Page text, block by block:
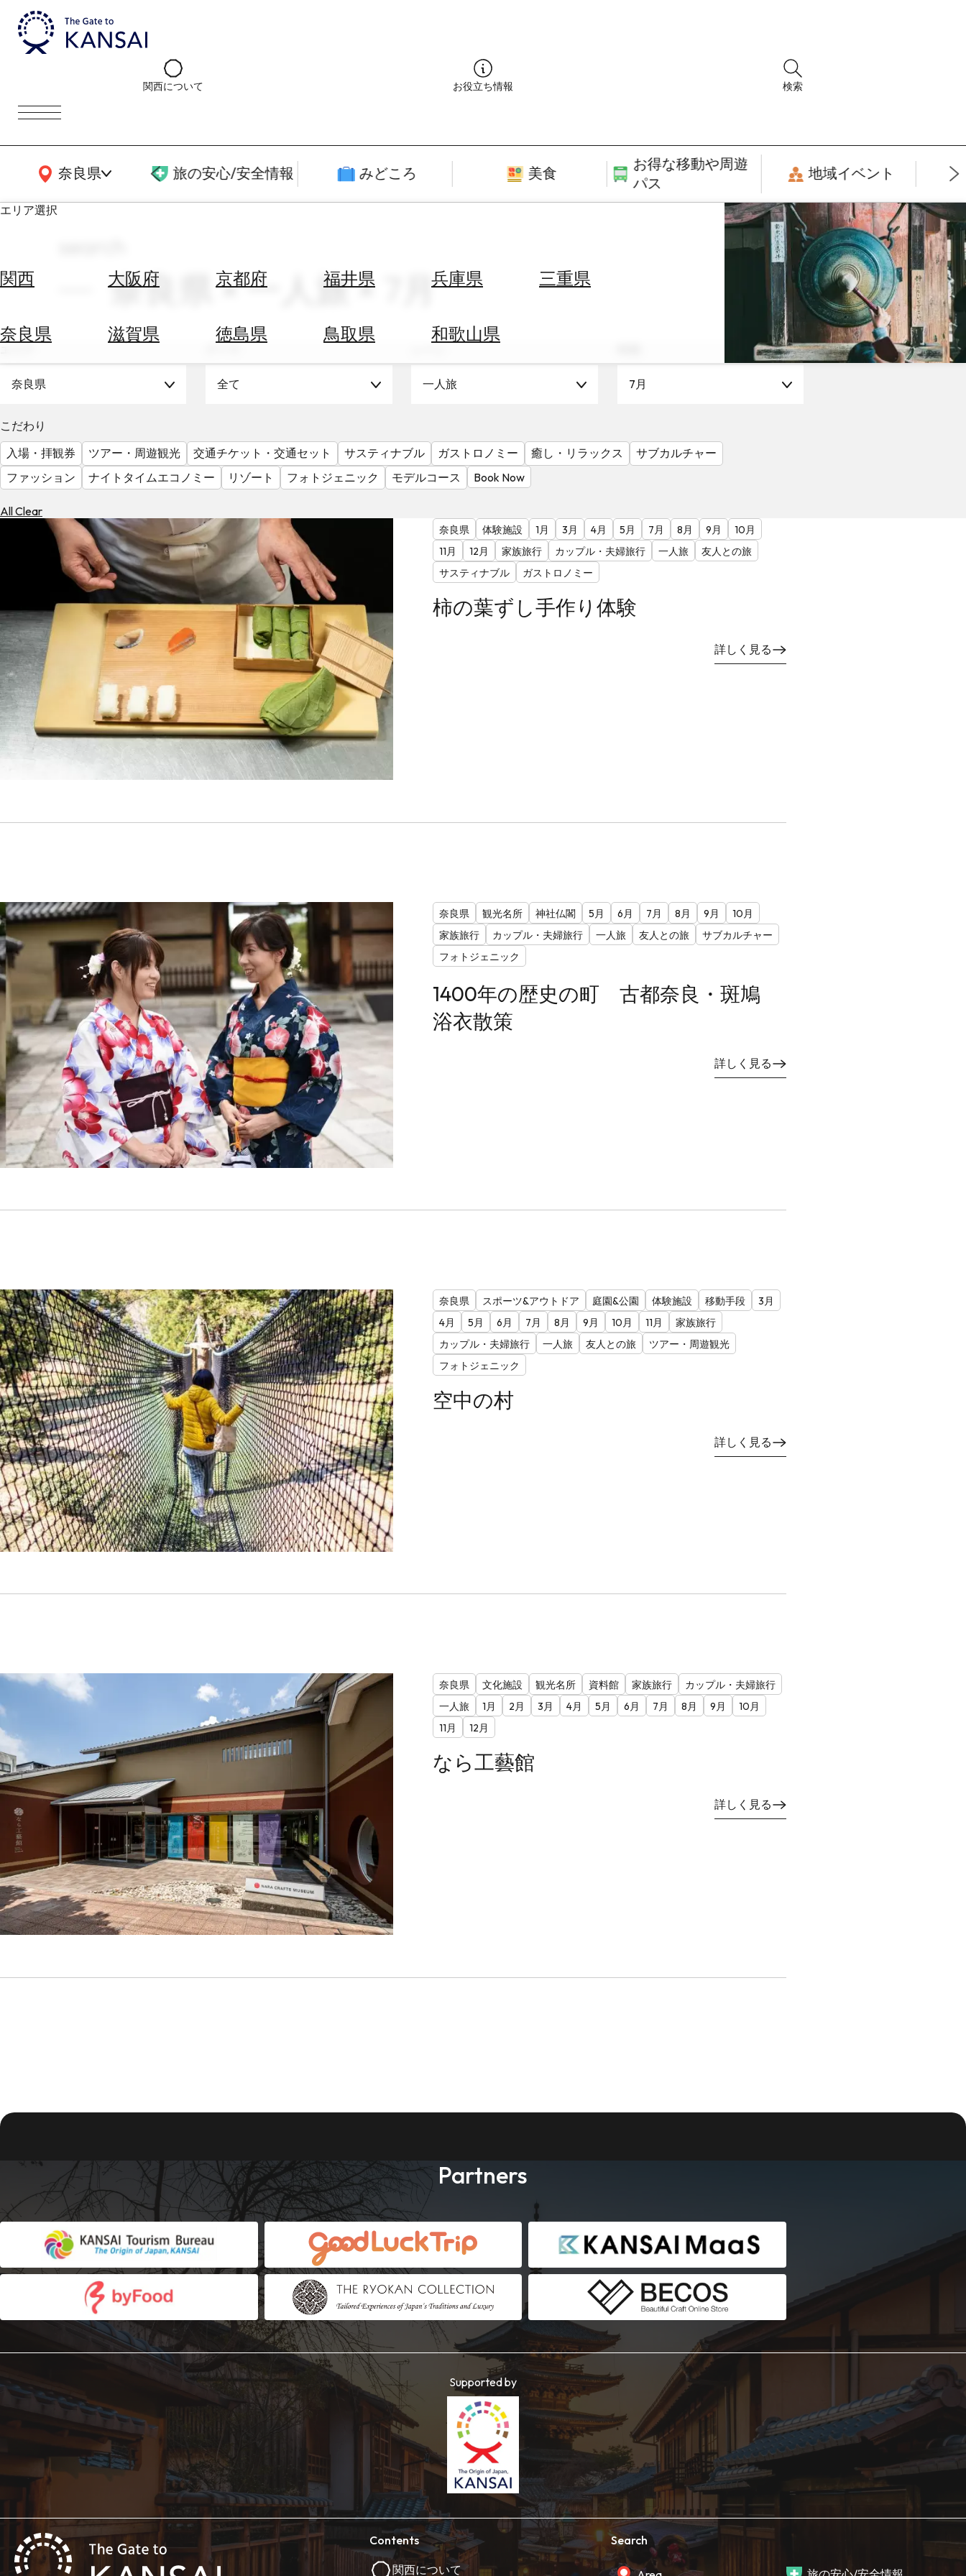
関西について お役立ち情報 検索
奈良県
関西広域MAP 旅の安心/安全情報 みどころ 美食
お得な移動や周遊
パス
地域イベント
エリア選択
関西 大阪府 京都府 福井県 兵庫県 三重県
奈良県 滋賀県 徳島県 鳥取県 和歌山県
ホ
す
替
を
調
べ
天
を
見
る
奈良県 × 一人旅 × 7月
奈良県 全て 一人旅 7月
こだわり
入場・拝観券
ツアー・周遊観光 交通チケット・交通セット サスティナブル ガストロノミー 癒し・リラックス
サブカルチャー
ファッション
ナイトタイムエコノミー リゾート フォトジェニック モデルコース Book Now
All Clear
奈良県 体験施設 1月 3月 4月 5月 7月 8月 9月
10月
11月
12月 家族旅行 カップル・夫婦旅行 一人旅
友人との旅
サスティナブル
ガストロノミー
柿の葉ずし手作り体験
詳しく見る
奈良県 観光名所 神社仏閣 5月 6月 7月 8月 9月
10月
家族旅行
カップル・夫婦旅行 一人旅 友人との旅
サブカルチャー
フォトジェニック
1400年の歴史の町 古都奈良・斑鳩
浴衣散策
詳しく見る
奈良県 スポーツ&アウトドア 庭園&公園 体験施設 移動手段
3月
4月
5月 6月 7月 8月 9月 10月 11月
家族旅行
カップル・夫婦旅行
一人旅 友人との旅
ツアー・周遊観光
フォトジェニック
空中の村
詳しく見る
奈良県 文化施設 観光名所 資料館 家族旅行
カップル・夫婦旅行
一人旅
1月 2月 3月 4月 5月 6月 7月 8月 9月
10月
11月
12月
なら工藝館
詳しく見る
Partners
Supported by
Contents
関西について
Search